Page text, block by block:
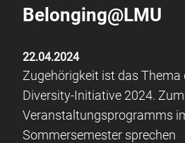
Belonging@LMU
22.04.2024
Zugehörigkeit ist das Thema
Diversity-Initiative 2024.
Veranstaltungsprogramms
Sommersemester sprechen